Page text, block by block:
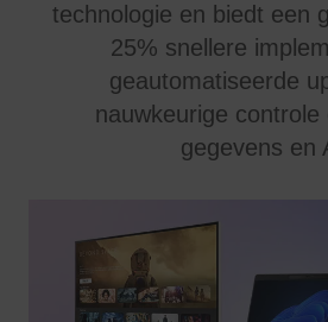
technologie en biedt een
25% snellere
geautomatiseerde
nauwkeurige controle
gegevens en